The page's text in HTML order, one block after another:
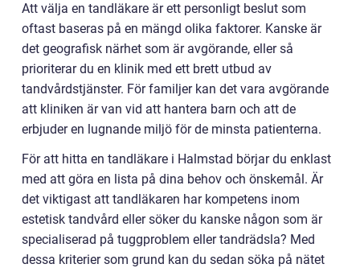
Att välja en tandläkare är ett personligt beslut som
oftast baseras på en mängd olika faktorer. Kanske är
det geografisk närhet som är avgörande, eller så
prioriterar du en klinik med ett brett utbud av
tandvårdstjänster. För familjer kan det vara avgörande
att kliniken är van vid att hantera barn och att de
erbjuder en lugnande miljö för de minsta patienterna.
För att hitta en tandläkare i Halmstad börjar du enklast
med att göra en lista på dina behov och önskemål. Är
det viktigast att tandläkaren har kompetens inom
estetisk tandvård eller söker du kanske någon som är
specialiserad på tuggproblem eller tandrädsla? Med
dessa kriterier som grund kan du sedan söka på nätet